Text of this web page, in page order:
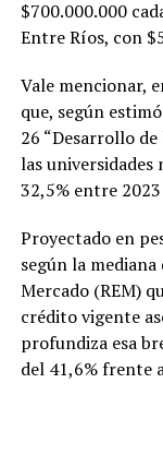
$700.000.000
Entre Ríos, con
Vale mencionar,
que, según
26 “Desarrollo
las universidades
32,5% entre
Proyectado en
según la
Mercado (REM)
crédito vigente
profundiza esa
del 41,6% frente